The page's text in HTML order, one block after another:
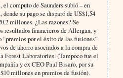
computo de Saunders subió – en
su pago se disparó de US$1,54
millones. ¿Las razones? Se
resultados financieros de Allergan, y
por el éxito de las fusiones”
de ahorro asociados a la compra de
Forest Laboratories. (Tampoco fue el
y ex CEO Paul Bisaro, por su
millones en premios de fusión).